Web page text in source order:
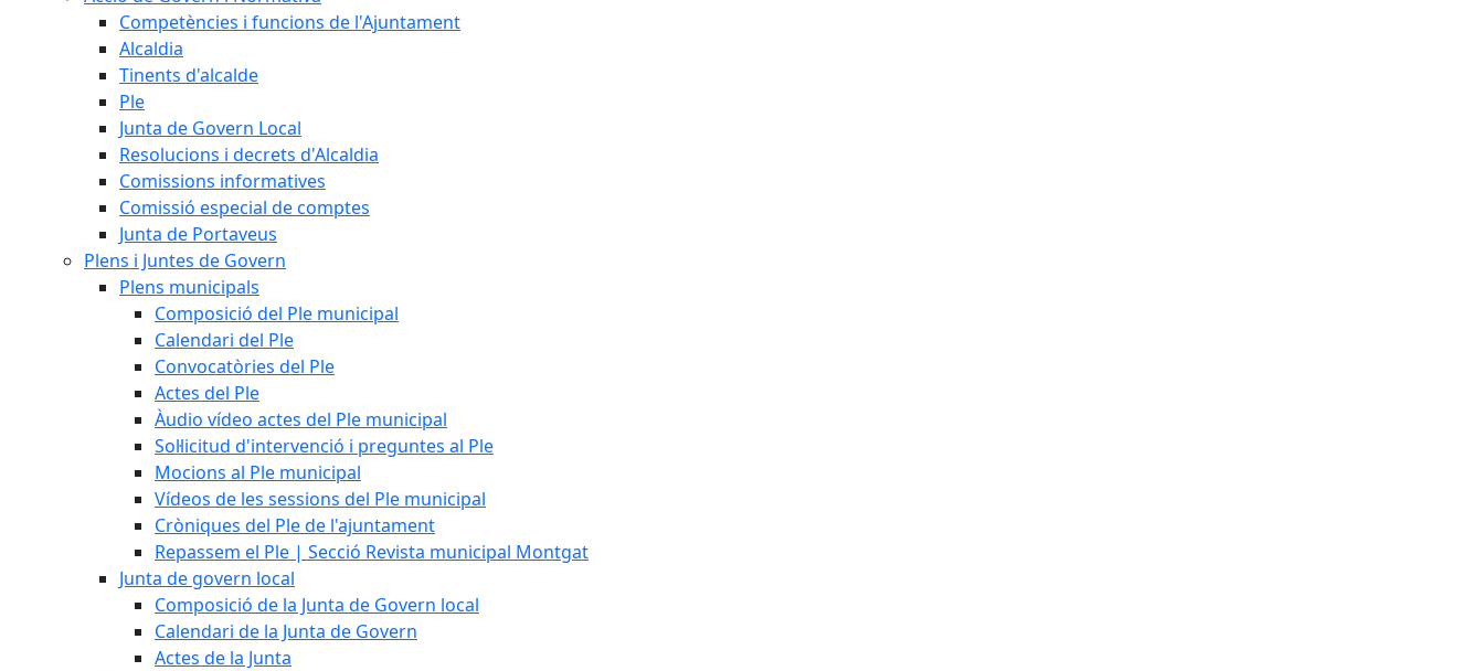
Competències i funcions de l'Ajuntament
Alcaldia
Tinents d'alcalde
Ple
Junta de Govern Local
Resolucions i decrets d'Alcaldia
Comissions informatives
Comissió especial de comptes
Junta de Portaveus
Plens i Juntes de Govern
Plens municipals
Composició del Ple municipal
Calendari del Ple
Convocatòries del Ple
Actes del Ple
Àudio vídeo actes del Ple municipal
Sol·licitud d'intervenció i preguntes al Ple
Mocions al Ple municipal
Vídeos de les sessions del Ple municipal
Cròniques del Ple de l'ajuntament
Repassem el Ple | Secció Revista municipal Montgat
Junta de govern local
Composició de la Junta de Govern local
Calendari de la Junta de Govern
Actes de la Junta